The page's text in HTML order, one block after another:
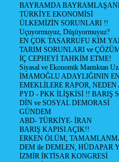
BAYRAMDA
TÜRKİYE EKONOMİSİ
ÜLKEMİZİN SORUNLARI !!
Uçuyormuyuz, Düşüyormuyuz?
EN ÇOK TASARRUFU KİM
TARIM SORUNLARI ve
İÇ CEPHEYİ TAHKİM ETME!
Siyasal ve Ekonomik Mantıktan
İMAMOĞLU ADAYLIĞININ
EMEKLİLERE RAPOR,
PYD - PKK İLİŞKİSİ !! BARIŞ
DİN ve SOSYAL DEMORASİ
GÜNDEM
ABD- TÜRKİYE- İRAN
BARIŞ KAPISI AÇIK!!
ERKEN ÖLÜM,
DEM ile DEMLEN, HÜDAPAR
İZMİR İKTİSAR KONGRESİ